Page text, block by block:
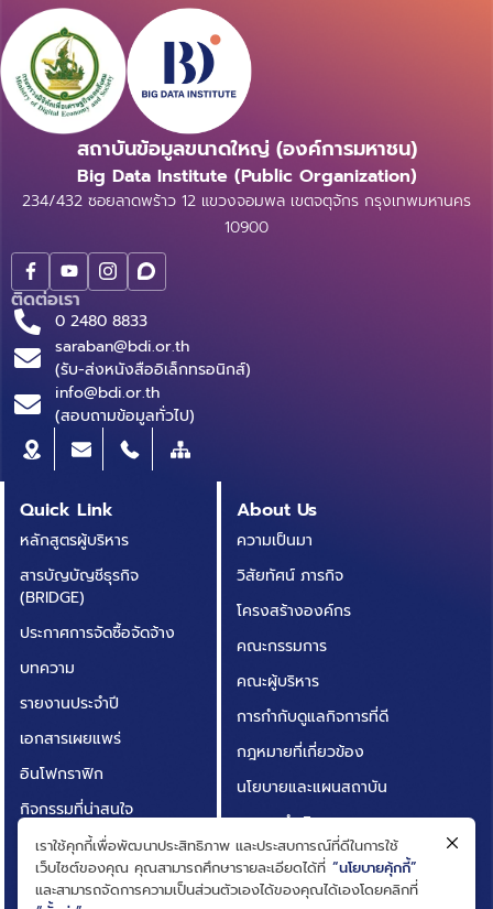
สถาบันข้อมูลขนาดใหญ่ (องค์การมหาชน)
Big Data Institute (Public Organization)
234/432 ซอยลาดพร้าว 12 แขวงจอมพล เขตจตุจักร กรุงเทพมหานคร
10900
ติดต่อเรา
0 2480 8833
saraban@bdi.or.th
(รับ-ส่งหนังสืออิเล็กทรอนิกส์)
info@bdi.or.th
(สอบถามข้อมูลทั่วไป)
Quick Link
หลักสูตรผู้บริหาร
สารบัญบัญชีธุรกิจ
(BRIDGE)
ประกาศการจัดซื้อจัดจ้าง
บทความ
รายงานประจำปี
เอกสารเผยแพร่
อินโฟกราฟิก
กิจกรรมที่น่าสนใจ
ติดต่อเรา
คำถามที่พบบ่อย
About Us
ความเป็นมา
วิสัยทัศน์ ภารกิจ
โครงสร้างองค์กร
คณะกรรมการ
คณะผู้บริหาร
การกำกับดูแลกิจการที่ดี
กฎหมายที่เกี่ยวข้อง
นโยบายและแผนสถาบัน
ผลการดำเนินงาน
ความโปร่งใสในการดำเนิน
งาน (ITA)
เราใช้คุกกี้เพื่อพัฒนาประสิทธิภาพ และประสบการณ์ที่ดีในการใช้
เว็บไซต์ของคุณ คุณสามารถศึกษารายละเอียดได้ที่ “นโยบายคุ้กกี้”
และสามารถจัดการความเป็นส่วนตัวเองได้ของคุณได้เองโดยคลิกที่